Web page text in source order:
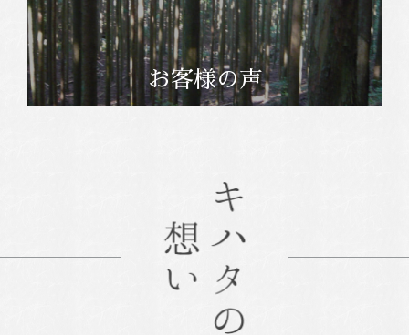
お客様の声